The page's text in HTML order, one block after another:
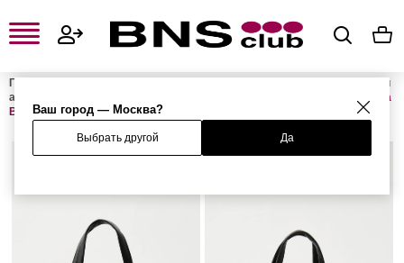
Ваш город — Москва?
Выбрать другой Да
Главная
Женские сумки и
аксессуары
Сумка
BRYAR